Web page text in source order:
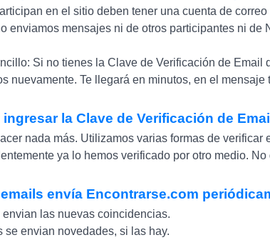
en el sitio deben tener una cuenta de
enviamos mensajes ni de otros participantes ni
Si no tienes la Clave de Verificación de
nuevamente. Te llegará en minutos, en el mensaje
ingresar la Clave de Verificación de
nada más. Utilizamos varias formas de
ya lo hemos verificado por otro medio.
envía Encontrarse.com
envian las nuevas coincidencias.
se envian novedades, si las hay.